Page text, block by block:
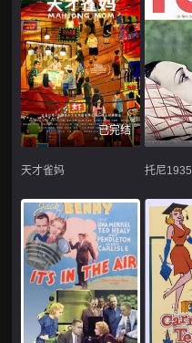
已完结
天才雀妈 托尼1935